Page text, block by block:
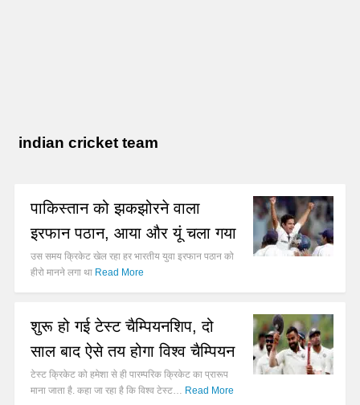
indian cricket team
पाकिस्तान को झकझोरने वाला
इरफान पठान, आया और यूं चला गया
उस समय क्रिकेट खेल रहा हर भारतीय युवा इरफान पठान को
हीरो मानने लगा था Read More
शुरू हो गई टेस्ट चैम्पियनशिप, दो
साल बाद ऐसे तय होगा विश्व चैम्पियन
टेस्ट क्रिकेट को हमेशा से ही पारम्परिक क्रिकेट का प्रारूप
माना जाता है. कहा जा रहा है कि विश्व टेस्ट… Read More